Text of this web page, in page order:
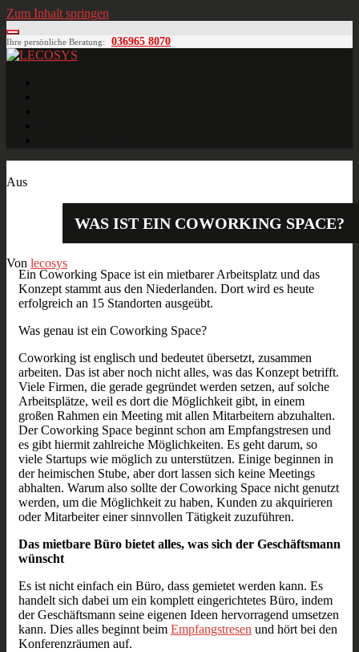
Zum Inhalt springen
Ihre persönliche Beratung: 036965 8070
Aus
WAS IST EIN COWORKING SPACE?
Von lecosys
Ein Coworking Space ist ein mietbarer Arbeitsplatz und das
Konzept stammt aus den Niederlanden. Dort wird es heute
erfolgreich an 15 Standorten ausgeübt.
Was genau ist ein Coworking Space?
Coworking ist englisch und bedeutet übersetzt, zusammen
arbeiten. Das ist aber noch nicht alles, was das Konzept betrifft.
Viele Firmen, die gerade gegründet werden setzen, auf solche
Arbeitsplätze, weil es dort die Möglichkeit gibt, in einem
großen Rahmen ein Meeting mit allen Mitarbeitern abzuhalten.
Der Coworking Space beginnt schon am Empfangstresen und
es gibt hiermit zahlreiche Möglichkeiten. Es geht darum, so
viele Startups wie möglich zu unterstützen. Einige beginnen in
der heimischen Stube, aber dort lassen sich keine Meetings
abhalten. Warum also sollte der Coworking Space nicht genutzt
werden, um die Möglichkeit zu haben, Kunden zu akquirieren
oder Mitarbeiter einer sinnvollen Tätigkeit zuzuführen.
Das mietbare Büro bietet alles, was sich der Geschäftsmann
wünscht
Es ist nicht einfach ein Büro, dass gemietet werden kann. Es
handelt sich dabei um ein komplett eingerichtetes Büro, indem
der Geschäftsmann seine eigenen Ideen hervorragend umsetzen
kann. Dies alles beginnt beim Empfangstresen und hört bei den
Konferenzräumen auf.